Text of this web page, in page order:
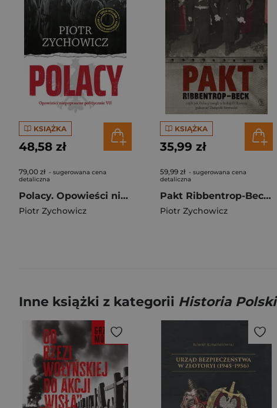
KSIĄŻKA
48,58 zł
79,00 zł - sugerowana cena
detaliczna
Polacy. Opowieści niepoprawne politycznie VII
Piotr Zychowicz
KSIĄŻKA
35,99 zł
59,99 zł - sugerowana cena
detaliczna
Pakt Ribbentrop-Beck czyli jak Polacy mogli u boku III Rzeszy pokonać Związek Sowiecki
Piotr Zychowicz
Inne książki z kategorii Historia Polski